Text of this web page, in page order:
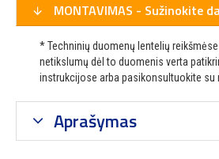
MONTAVIMAS - Sužinokite
* Techninių duomenų lentelių
netikslumų dėl to duomenis verta
instrukcijose arba pasikonsultuokite su
Aprašymas